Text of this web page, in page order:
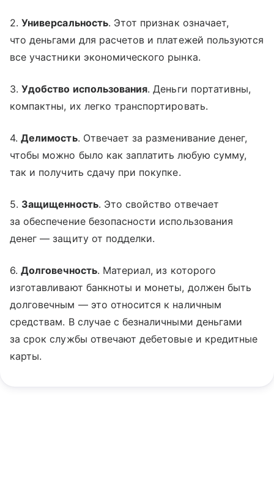
2.Универсальность. Этот признак означает,
что деньгами для расчетов и платежей пользуются
все участники экономического рынка.
3.Удобство использования. Деньги портативны,
компактны, их легко транспортировать.
4.Делимость. Отвечает за разменивание денег,
чтобы можно было как заплатить любую сумму,
так и получить сдачу при покупке.
5. Защищенность. Это свойство отвечает
за обеспечение безопасности использования
денег — защиту от подделки.
6.Долговечность. Материал, из которого
изготавливают банкноты и монеты, должен быть
долговечным — это относится к наличным
средствам. В случае с безналичными деньгами
за срок службы отвечают дебетовые и кредитные
карты.